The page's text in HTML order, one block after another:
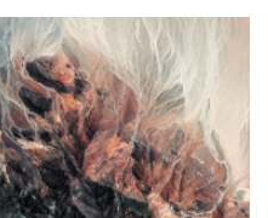
LINE EMAIL